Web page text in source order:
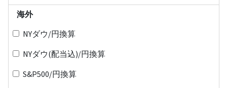
海外
NYダウ/円換算
NYダウ(配当込)/円換算
S&P500/円換算